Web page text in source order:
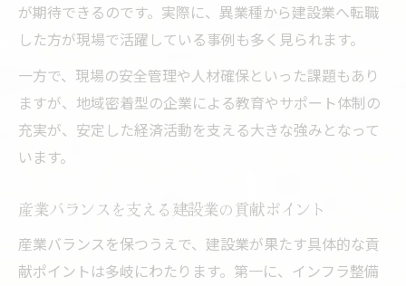
が期待できるのです。実際に、異業種から建設業へ転職
した方が現場で活躍している事例も多く見られます。
一方で、現場の安全管理や人材確保といった課題もあり
ますが、地域密着型の企業による教育やサポート体制の
充実が、安定した経済活動を支える大きな強みとなって
います。
産業バランスを支える建設業の貢献ポイント
産業バランスを保つうえで、建設業が果たす具体的な貢
献ポイントは多岐にわたります。第一に、インフラ整備